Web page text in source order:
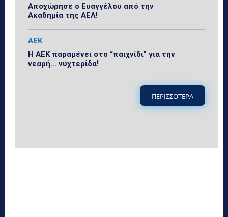
Αποχώρησε ο Ευαγγέλου από την
Ακαδημία της ΑΕΛ!
ΑΕΚ
Η ΑΕΚ παραμένει στο “παιχνίδι” για την
νεαρή… νυχτερίδα!
ΠΕΡΙΣΣΟΤΕΡΑ